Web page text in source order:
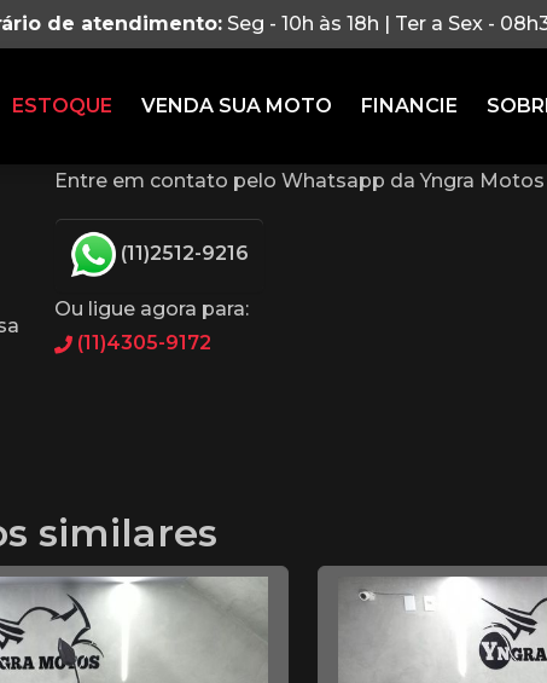
de atendimento: Seg - 10h às 18h | Ter a Sex -
ESTOQUE VENDA SUA MOTO FINANCIE
Entre em contato pelo Whatsapp da Yngra Motos
(11)2512-9216
Ou ligue agora para:
(11)4305-9172
similares